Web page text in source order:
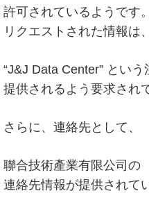
許可されているようです。
リクエストされた情報は、
“J&J Data Center” とい
提供されるよう要求され
さらに、連絡先として、
聯合技術產業有限公司の
連絡先情報が提供されて